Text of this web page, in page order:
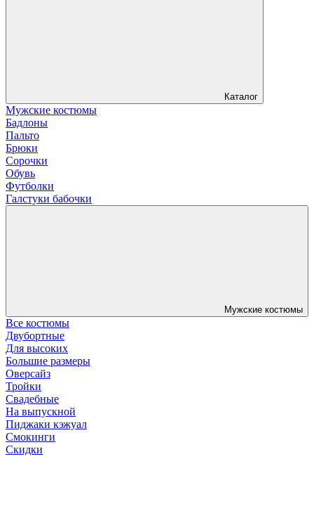
Каталог
Мужские костюмы
Бадлоны
Пальто
Брюки
Сорочки
Обувь
Футболки
Галстуки бабочки
Мужские костюмы
Все костюмы
Двубортные
Для высоких
Большие размеры
Оверсайз
Тройки
Свадебные
На выпускной
Пиджаки кэжуал
Смокинги
Скидки